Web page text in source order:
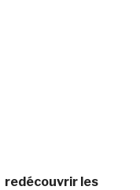
redécouvrir les